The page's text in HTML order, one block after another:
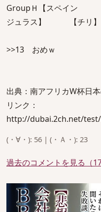
GroupＨ【スペ
ジュラス】 【チリ】
>>13 おめｗ
出典：南アフリカW杯日
リンク：
http://dubai.2ch.net/
(・∀・): 56 | (・Ａ・): 23
過去のコメントを見る（17